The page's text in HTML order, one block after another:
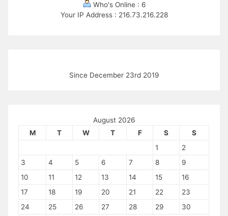
Who's Online : 6
Your IP Address : 216.73.216.228
Since December 23rd 2019
August 2026
M
T W T F S
S
1
2
3
4 5 6 7 8
9
10
11 12 13 14 15
16
17
18 19 20 21 22
23
24
25 26 27 28 29
30